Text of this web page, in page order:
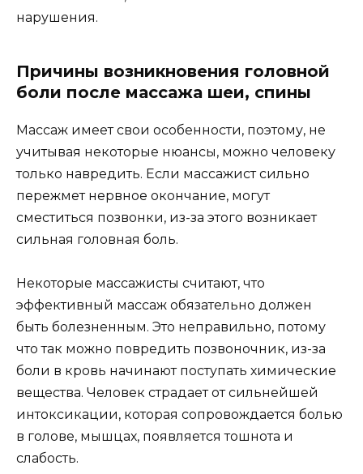
нарушения.
Причины возникновения головной
боли после массажа шеи, спины
Массаж имеет свои особенности, поэтому, не
учитывая некоторые нюансы, можно человеку
только навредить. Если массажист сильно
пережмет нервное окончание, могут
сместиться позвонки, из-за этого возникает
сильная головная боль.
Некоторые массажисты считают, что
эффективный массаж обязательно должен
быть болезненным. Это неправильно, потому
что так можно повредить позвоночник, из-за
боли в кровь начинают поступать химические
вещества. Человек страдает от сильнейшей
интоксикации, которая сопровождается болью
в голове, мышцах, появляется тошнота и
слабость.